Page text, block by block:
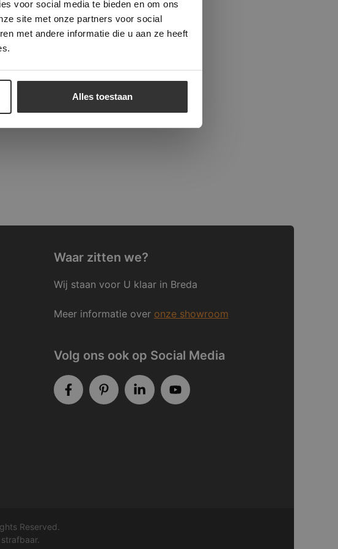
voor social media te bieden en om ons
site met onze partners voor social
met andere informatie die u aan ze heeft
Alles toestaan
Waar zitten we?
Wij staan voor U klaar in Breda
Meer informatie over onze showroom
Volg ons ook op Social Media
Reserved.